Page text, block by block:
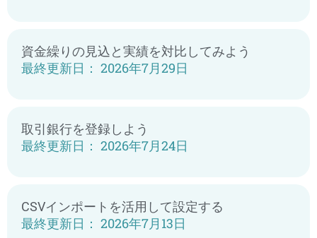
資金繰りの見込と実績を対比してみよう
2026年7月29日
取引銀行を登録しよう
2026年7月24日
CSVインポートを活用して設定する
2026年7月13日